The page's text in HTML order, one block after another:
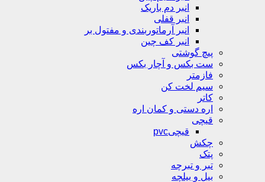
انبر دم باریک
انبر قفلی
انبر آرماتوربندی و مفتول بر
انبر کف چین
پیچ گوشتی
ست بکس و آچار بکس
فازمتر
سیم لخت کن
کاتر
اره دستی و کمان اره
قیچی
قیچیpvc
چکش
پتک
تبر و تبرچه
بیل و بیلچه